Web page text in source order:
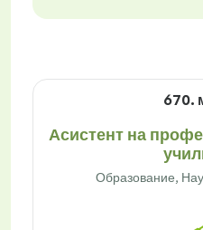
670.
Асистент на
Образование,